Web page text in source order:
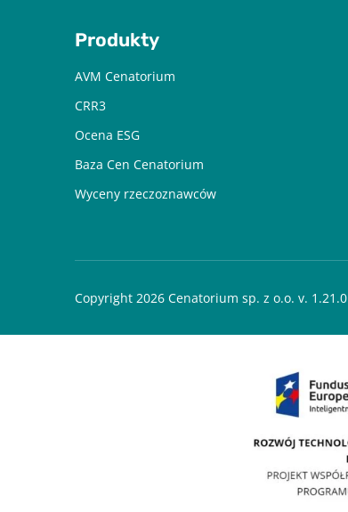
Produkty
AVM Cenatorium
CRR3
Ocena ESG
Baza Cen Cenatorium
Wyceny rzeczoznawców
Copyright 2026 Cenatorium sp. z o.o. v. 1.21.0